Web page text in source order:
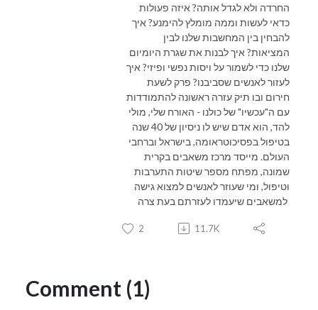
החרדה ולא לגדל אותה? איזה פעולות
כדאי לעשות וממה מומלץ להימנע? איך
להבחין בין המחשבות שלנו לבין
המציאות? איך לבנות את שגרת היומיום
שלנו כדי לשמור על ויסות נפשי ופיזי? איך
לעזור לאנשים שסביבנו? פרק לשעת
חירום ובו תיק עזרה ראשונה להתמודדות
עם ה"עכשיו" של כולנו - האורח שלי, מולי
להד, הוא אדם שיש לו
ניסיון של 40 שנה
בטיפול בפסיכוטראומה, בישראל וברחבי
העולם. מייסד מרכז משאבים בקרית
שמונה, מפתח מספר שיטות התערבות
וטיפול, ומי שעוזר לאנשים למצוא גישה
2 11.7K
Comment (1)